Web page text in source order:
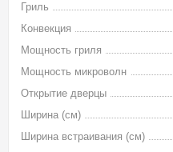
Гриль
Конвекция
Мощность гриля
Мощность микроволн
Открытие дверцы
Ширина (см)
Ширина встраивания (см)